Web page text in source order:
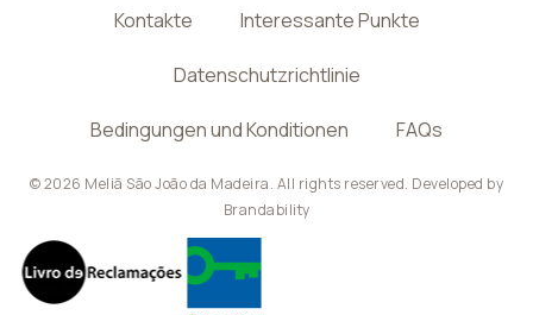
Kontakte Interessante Punkte
Datenschutzrichtlinie
Bedingungen und Konditionen FAQs
© 2026 Meliã São João da Madeira. All rights reserved. Developed by
Brandability